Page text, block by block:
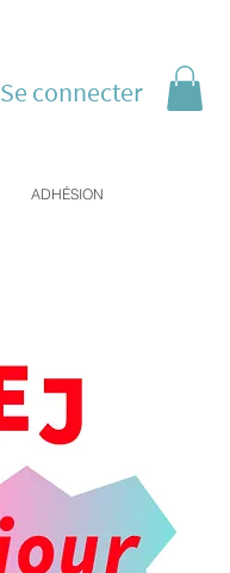
Se connecter
ADHÉSION